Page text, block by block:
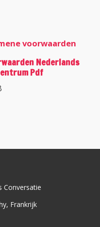
voorwaarden
Nederlands
Pdf
Conversatie
Frankrijk